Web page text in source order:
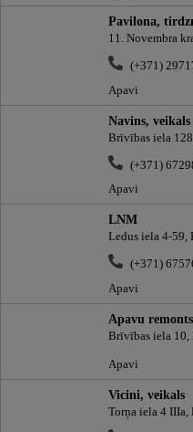
Pavilona,
11. Novembra
(+371)
Apavi
Navins, veikals
Brīvības iela
(+371)
Apavi
LNM
Ledus iela 4-59,
(+371)
Apavi
Apavu
Brīvības iela 10,
Apavi
Vicini, veikals
Torņa iela 4